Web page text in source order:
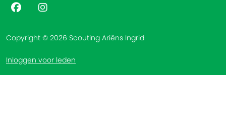
Copyright © 2026 Scouting Ariëns Ingrid
Inloggen voor leden